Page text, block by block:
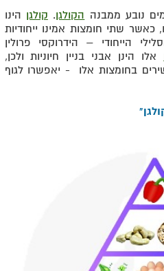
נובע ממבנה הקולגן. קולגן הינו
כאשר שתי חומצות אמינו ייחודיות
הייחודי – הידרוקסי פרולין
אלו הינן אבני בניין חיוניות ולכן,
בחומצות אלו - יאפשרו לגוף